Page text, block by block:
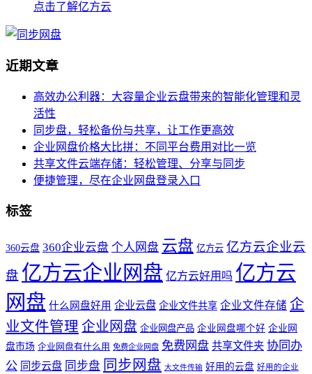
点击了解亿方云
近期文章
高效办公利器：大容量企业云盘带来的智能化管理和灵
活性
同步盘，轻松备份与共享，让工作更高效
企业网盘价格大比拼：不同平台费用对比一览
共享文件云端存储：轻松管理、分享与同步
便捷管理，尽在企业网盘登录入口
标签
360云盘 360企业云盘 个人网盘 云盘 亿方云 亿方云企业云
盘 亿方云企业网盘 亿方云好用吗 亿方云
网盘 什么网盘好用 企业云盘 企业文件共享 企业文件存储 企
业文件管理 企业网盘 企业网盘产品 企业网盘哪个好 企业网
盘市场 企业网盘有什么用 免费企业网盘 免费网盘 共享文件夹 协同办
公 同步云盘 同步盘 同步网盘 大文件传输 好用的云盘 好用的企业